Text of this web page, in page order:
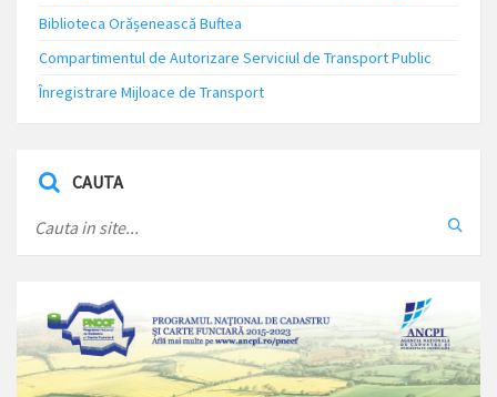
Biblioteca Orășenească Buftea
Compartimentul de Autorizare Serviciul de Transport Public
Înregistrare Mijloace de Transport
CAUTA